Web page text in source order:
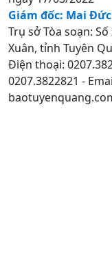
Giám đốc: Mai
Trụ sở Tòa soạn:
Xuân, tỉnh Tuyên
Điện thoại:
0207.3822821 -